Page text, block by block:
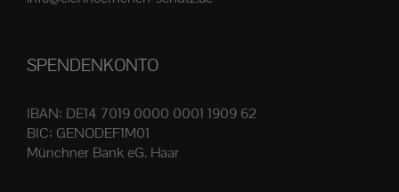
werden
SPENDENKONTO
IBAN: DE14 7019 0000 0001 1909 62
BIC: GENODEF1M01
Münchner Bank eG. Haar